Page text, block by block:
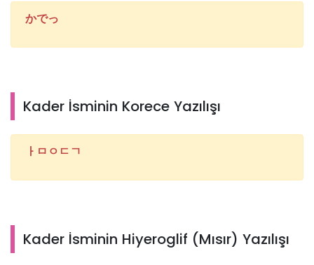
かでっ
Kader İsminin Korece Yazılışı
ㅏㅁㅇㄷㄱ
Kader İsminin Hiyeroglif (Mısır) Yazılışı